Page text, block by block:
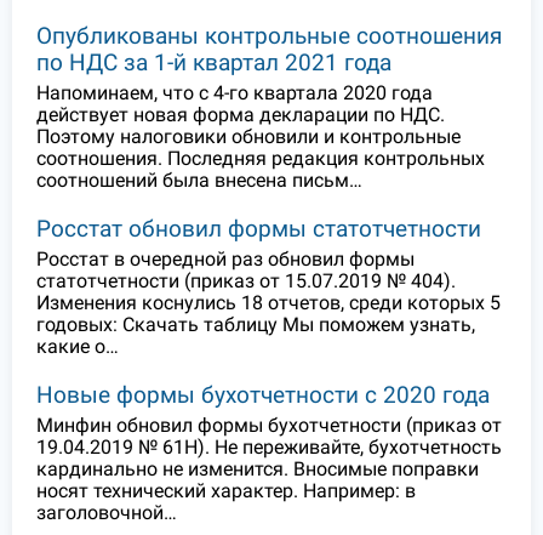
Опубликованы контрольные соотношения
по НДС за 1-й квартал 2021 года
Напоминаем, что с 4-го квартала 2020 года
действует новая форма декларации по НДС.
Поэтому налоговики обновили и контрольные
соотношения. Последняя редакция контрольных
соотношений была внесена письм…
Росстат обновил формы статотчетности
Росстат в очередной раз обновил формы
статотчетности (приказ от 15.07.2019 № 404).
Изменения коснулись 18 отчетов, среди которых 5
годовых: Скачать таблицу Мы поможем узнать,
какие о…
Новые формы бухотчетности с 2020 года
Минфин обновил формы бухотчетности (приказ от
19.04.2019 № 61Н). Не переживайте, бухотчетность
кардинально не изменится. Вносимые поправки
носят технический характер. Например: в
заголовочной…